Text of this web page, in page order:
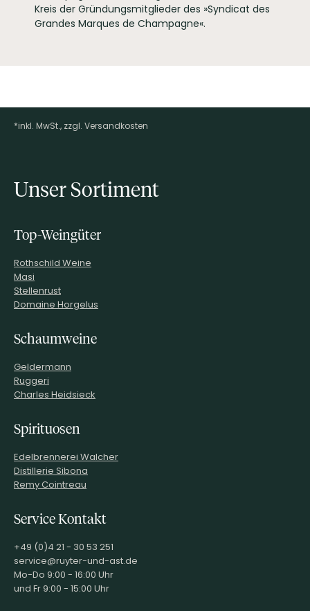
Kreis der Gründungsmitglieder des »Syndicat des
Grandes Marques de Champagne«.
Footer-Menü
*inkl. MwSt., zzgl. Versandkosten
Unser Sortiment
Top-Weingüter
Rothschild Weine
Masi
Stellenrust
Domaine Horgelus
Schaumweine
Geldermann
Ruggeri
Charles Heidsieck
Spirituosen
Edelbrennerei Walcher
Distillerie Sibona
Remy Cointreau
Service Kontakt
+49 (0)4 21 - 30 53 251
service@ruyter-und-ast.de
Mo-Do 9:00 - 16:00 Uhr
und Fr 9:00 - 15:00 Uhr